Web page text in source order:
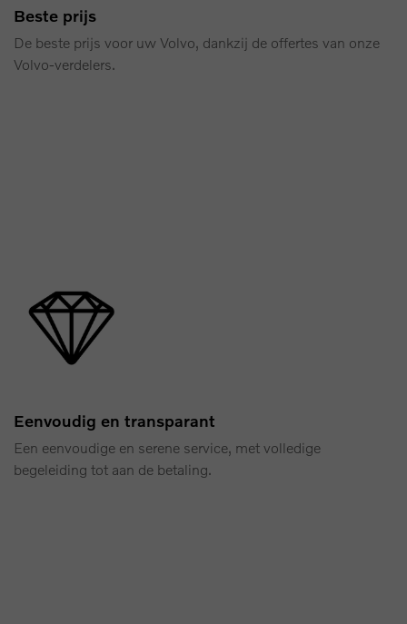
Beste prijs
De beste prijs voor uw Volvo, dankzij de offertes van onze
Volvo‑verdelers.
Eenvoudig en transparant
Een eenvoudige en serene service, met volledige
begeleiding tot aan de betaling.